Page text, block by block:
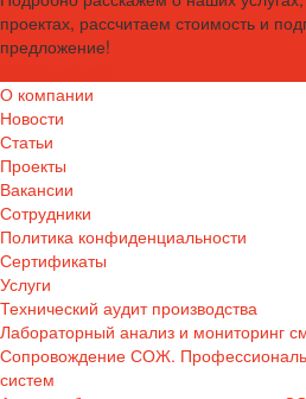
проектах, рассчитаем стоимость и
предложение!
О компании
Новости
Статьи
Проекты
Вакансии
Сотрудники
Политика конфиденциальности
Сертификаты
Услуги
Технический аудит производства
Лабораторный анализ и мониторинг
Сопровождение СОЖ.
систем